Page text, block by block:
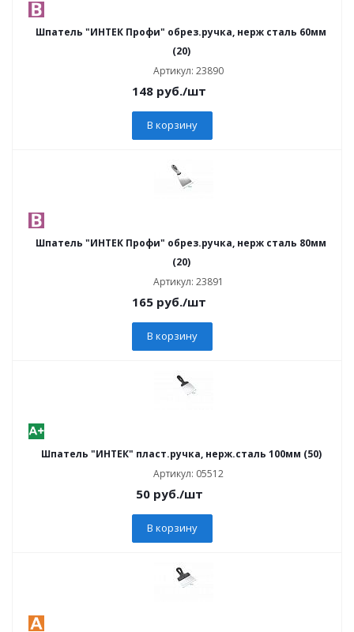
Шпатель "ИНТЕК Профи" обрез.ручка, нерж сталь 60мм
(20)
Артикул: 23890
148 руб./шт
В корзину
Шпатель "ИНТЕК Профи" обрез.ручка, нерж сталь 80мм
(20)
Артикул: 23891
165 руб./шт
В корзину
Шпатель "ИНТЕК" пласт.ручка, нерж.сталь 100мм (50)
Артикул: 05512
50руб./шт
В корзину